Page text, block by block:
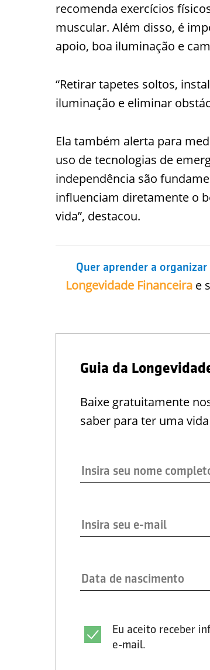
recomenda exercícios
muscular. Além disso, é
apoio, boa iluminação e
“Retirar tapetes soltos,
iluminação e eliminar
Ela também alerta para
uso de tecnologias de
independência são
influenciam diretamente o
vida”, destacou.
Quer aprender a
Longevidade Financeira e
Guia da
Baixe gratuitamente
saber para ter uma
Eu aceito receber
e-mail.